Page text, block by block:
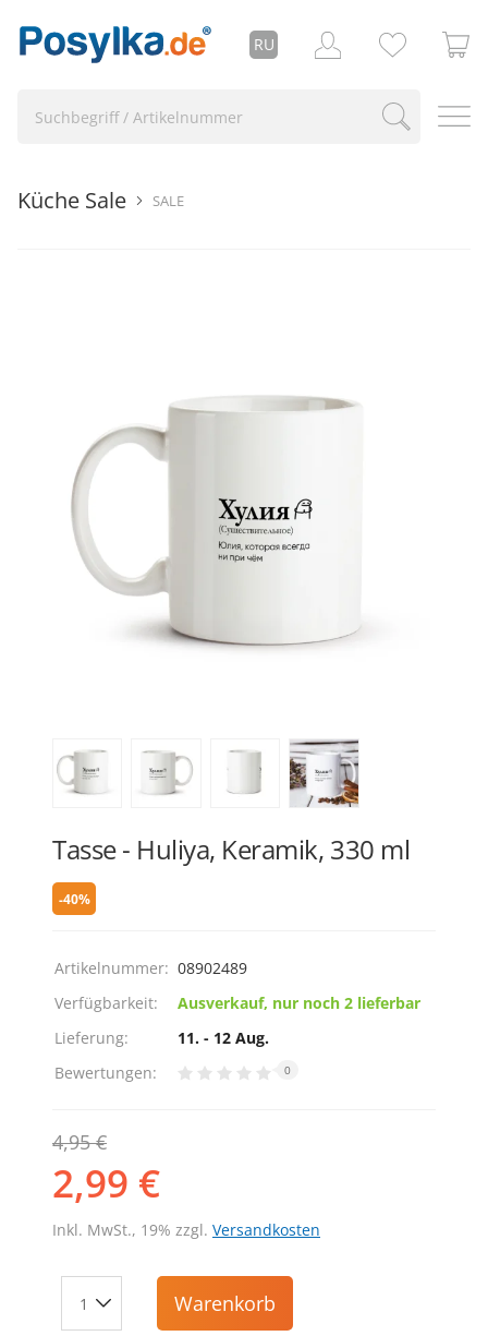
RU
SALE
Küche Sale
Tasse - Huliya, Keramik, 330 ml
-40%
Artikelnummer: 08902489
Verfügbarkeit:
Ausverkauf, nur noch 2 lieferbar
Lieferung:
11. - 12 Aug.
Bewertungen:
0
4,95 €
2,99 €
Inkl. MwSt., 19% zzgl. Versandkosten
Warenkorb